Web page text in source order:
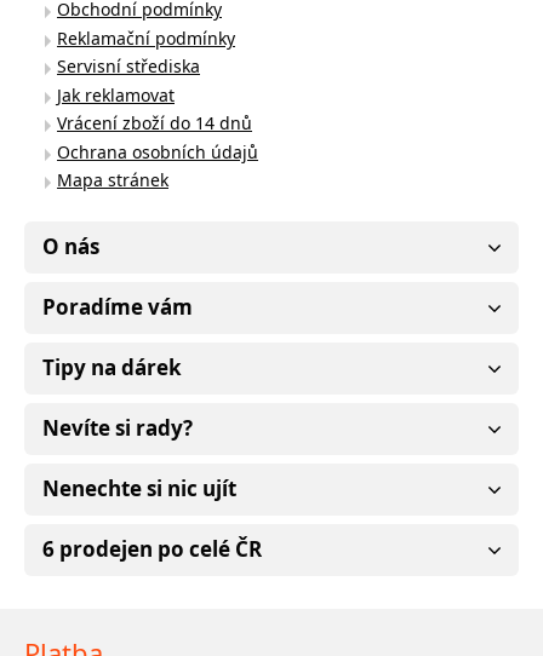
Obchodní podmínky
Reklamační podmínky
Servisní střediska
Jak reklamovat
Vrácení zboží do 14 dnů
Ochrana osobních údajů
Mapa stránek
O nás
Poradíme vám
Tipy na dárek
Nevíte si rady?
Nenechte si nic ujít
6 prodejen po celé ČR